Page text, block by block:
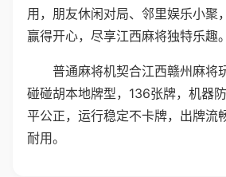
用，朋友休闲对局、邻里娱乐小聚
赢得开心，尽享江西麻将独特乐趣。
普通麻将机契合江西赣州麻将
碰碰胡本地牌型，136张牌，机器
平公正，运行稳定不卡牌，出牌流
耐用。